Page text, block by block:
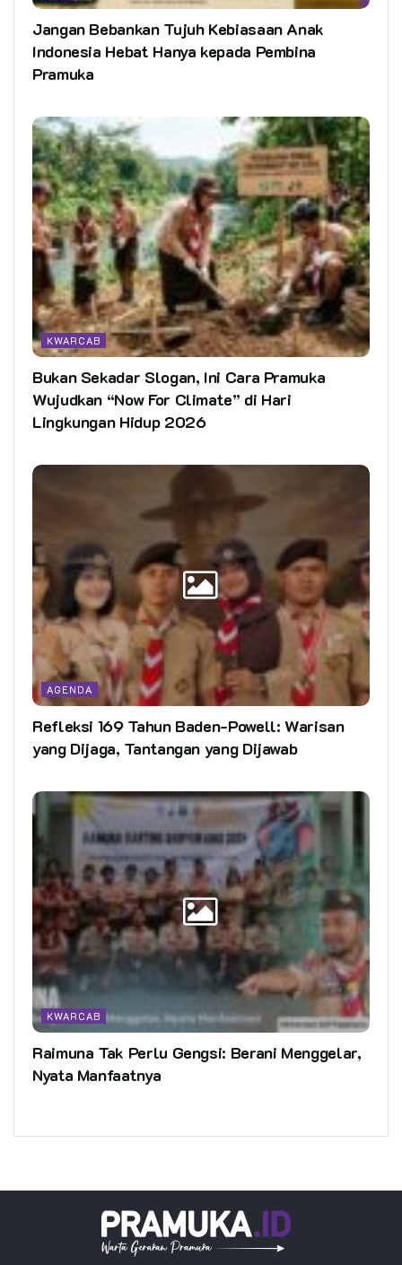
Jangan Bebankan Tujuh Kebiasaan Anak
Indonesia Hebat Hanya kepada Pembina
Pramuka
KWARCAB
Bukan Sekadar Slogan, Ini Cara Pramuka
Wujudkan “Now For Climate” di Hari
Lingkungan Hidup 2026
AGENDA
Refleksi 169 Tahun Baden-Powell: Warisan
yang Dijaga, Tantangan yang Dijawab
KWARCAB
Raimuna Tak Perlu Gengsi: Berani Menggelar,
Nyata Manfaatnya